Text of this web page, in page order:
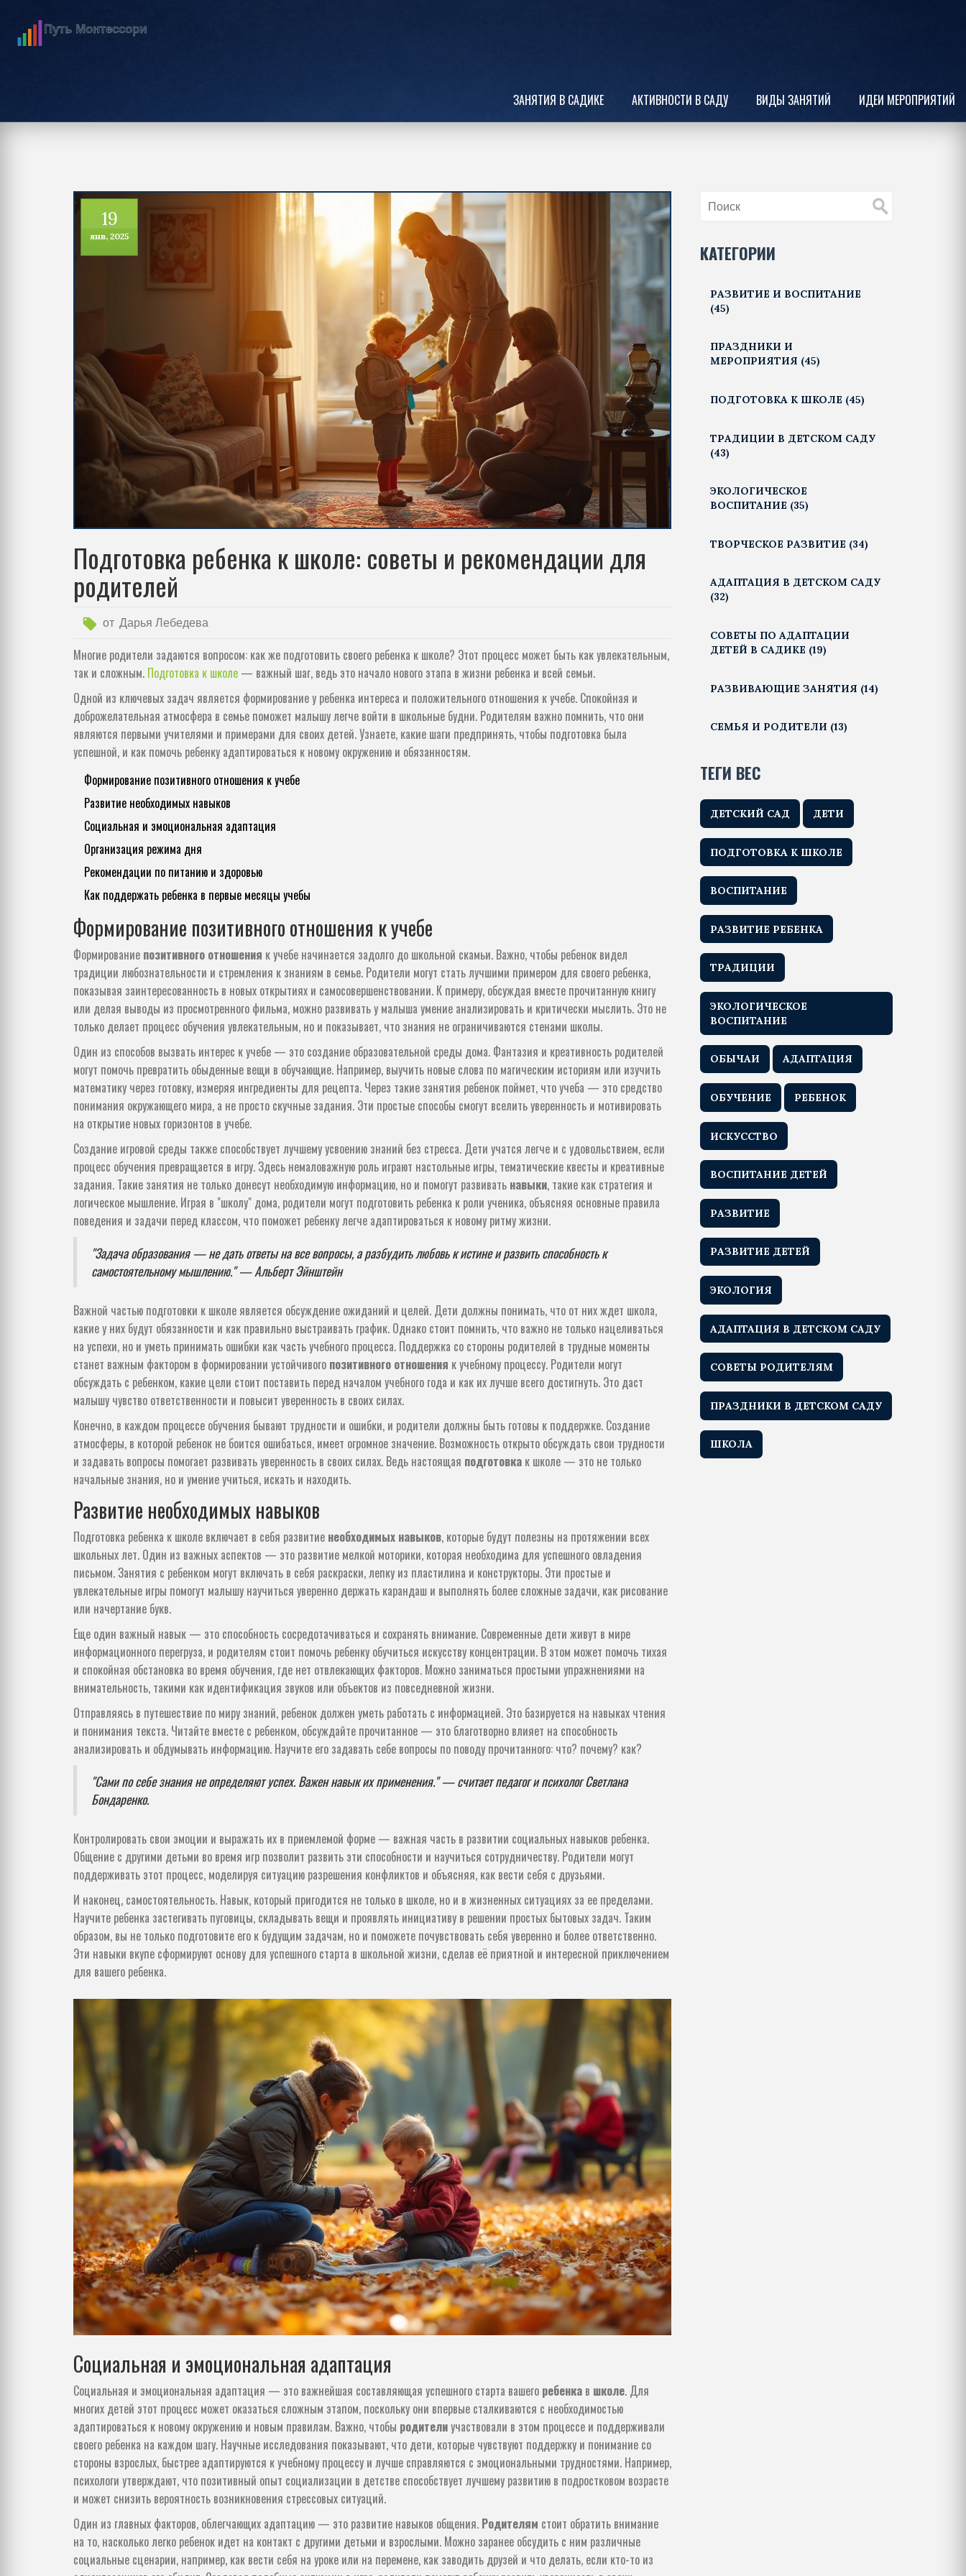
ЗАНЯТИЯ В САДИКЕ АКТИВНОСТИ В САДУ ВИДЫ ЗАНЯТИЙ ИДЕИ МЕРОПРИЯТИЙ
19
янв, 2025
Подготовка ребенка к школе: советы и рекомендации для
родителей
от Дарья Лебедева
Многие родители задаются вопросом: как же подготовить своего ребенка к школе? Этот процесс может быть как увлекательным,
так и сложным. Подготовка к школе — важный шаг, ведь это начало нового этапа в жизни ребенка и всей семьи.
Одной из ключевых задач является формирование у ребенка интереса и положительного отношения к учебе. Спокойная и
доброжелательная атмосфера в семье поможет малышу легче войти в школьные будни. Родителям важно помнить, что они
являются первыми учителями и примерами для своих детей. Узнаете, какие шаги предпринять, чтобы подготовка была
успешной, и как помочь ребенку адаптироваться к новому окружению и обязанностям.
Формирование позитивного отношения к учебе
Развитие необходимых навыков
Социальная и эмоциональная адаптация
Организация режима дня
Рекомендации по питанию и здоровью
Как поддержать ребенка в первые месяцы учебы
Формирование позитивного отношения к учебе
Формирование позитивного отношения к учебе начинается задолго до школьной скамьи. Важно, чтобы ребенок видел
традиции любознательности и стремления к знаниям в семье. Родители могут стать лучшими примером для своего ребенка,
показывая заинтересованность в новых открытиях и самосовершенствовании. К примеру, обсуждая вместе прочитанную книгу
или делая выводы из просмотренного фильма, можно развивать у малыша умение анализировать и критически мыслить. Это не
только делает процесс обучения увлекательным, но и показывает, что знания не ограничиваются стенами школы.
Один из способов вызвать интерес к учебе — это создание образовательной среды дома. Фантазия и креативность родителей
могут помочь превратить обыденные вещи в обучающие. Например, выучить новые слова по магическим историям или изучить
математику через готовку, измеряя ингредиенты для рецепта. Через такие занятия ребенок поймет, что учеба — это средство
понимания окружающего мира, а не просто скучные задания. Эти простые способы смогут вселить уверенность и мотивировать
на открытие новых горизонтов в учебе.
Создание игровой среды также способствует лучшему усвоению знаний без стресса. Дети учатся легче и с удовольствием, если
процесс обучения превращается в игру. Здесь немаловажную роль играют настольные игры, тематические квесты и креативные
задания. Такие занятия не только донесут необходимую информацию, но и помогут развивать навыки, такие как стратегия и
логическое мышление. Играя в "школу" дома, родители могут подготовить ребенка к роли ученика, объясняя основные правила
поведения и задачи перед классом, что поможет ребенку легче адаптироваться к новому ритму жизни.
"Задача образования — не дать ответы на все вопросы, а разбудить любовь к истине и развить способность к
самостоятельному мышлению." — Альберт Эйнштейн
Важной частью подготовки к школе является обсуждение ожиданий и целей. Дети должны понимать, что от них ждет школа,
какие у них будут обязанности и как правильно выстраивать график. Однако стоит помнить, что важно не только нацеливаться
на успехи, но и уметь принимать ошибки как часть учебного процесса. Поддержка со стороны родителей в трудные моменты
станет важным фактором в формировании устойчивого позитивного отношения к учебному процессу. Родители могут
обсуждать с ребенком, какие цели стоит поставить перед началом учебного года и как их лучше всего достигнуть. Это даст
малышу чувство ответственности и повысит уверенность в своих силах.
Конечно, в каждом процессе обучения бывают трудности и ошибки, и родители должны быть готовы к поддержке. Создание
атмосферы, в которой ребенок не боится ошибаться, имеет огромное значение. Возможность открыто обсуждать свои трудности
и задавать вопросы помогает развивать уверенность в своих силах. Ведь настоящая подготовка к школе — это не только
начальные знания, но и умение учиться, искать и находить.
Развитие необходимых навыков
Подготовка ребенка к школе включает в себя развитие необходимых навыков, которые будут полезны на протяжении всех
школьных лет. Один из важных аспектов — это развитие мелкой моторики, которая необходима для успешного овладения
письмом. Занятия с ребенком могут включать в себя раскраски, лепку из пластилина и конструкторы. Эти простые и
увлекательные игры помогут малышу научиться уверенно держать карандаш и выполнять более сложные задачи, как рисование
или начертание букв.
Еще один важный навык — это способность сосредотачиваться и сохранять внимание. Современные дети живут в мире
информационного перегруза, и родителям стоит помочь ребенку обучиться искусству концентрации. В этом может помочь тихая
и спокойная обстановка во время обучения, где нет отвлекающих факторов. Можно заниматься простыми упражнениями на
внимательность, такими как идентификация звуков или объектов из повседневной жизни.
Отправляясь в путешествие по миру знаний, ребенок должен уметь работать с информацией. Это базируется на навыках чтения
и понимания текста. Читайте вместе с ребенком, обсуждайте прочитанное — это благотворно влияет на способность
анализировать и обдумывать информацию. Научите его задавать себе вопросы по поводу прочитанного: что? почему? как?
"Сами по себе знания не определяют успех. Важен навык их применения." — считает педагог и психолог Светлана
Бондаренко.
Контролировать свои эмоции и выражать их в приемлемой форме — важная часть в развитии социальных навыков ребенка.
Общение с другими детьми во время игр позволит развить эти способности и научиться сотрудничеству. Родители могут
поддерживать этот процесс, моделируя ситуацию разрешения конфликтов и объясняя, как вести себя с друзьями.
И наконец, самостоятельность. Навык, который пригодится не только в школе, но и в жизненных ситуациях за ее пределами.
Научите ребенка застегивать пуговицы, складывать вещи и проявлять инициативу в решении простых бытовых задач. Таким
образом, вы не только подготовите его к будущим задачам, но и поможете почувствовать себя уверенно и более ответственно.
Эти навыки вкупе сформируют основу для успешного старта в школьной жизни, сделав её приятной и интересной приключением
для вашего ребенка.
Социальная и эмоциональная адаптация
Социальная и эмоциональная адаптация — это важнейшая составляющая успешного старта вашего ребенка в школе. Для
многих детей этот процесс может оказаться сложным этапом, поскольку они впервые сталкиваются с необходимостью
адаптироваться к новому окружению и новым правилам. Важно, чтобы родителиучаствовали в этом процессе и поддерживали
своего ребенка на каждом шагу. Научные исследования показывают, что дети, которые чувствуют поддержку и понимание со
стороны взрослых, быстрее адаптируются к учебному процессу и лучше справляются с эмоциональными трудностями. Например,
психологи утверждают, что позитивный опыт социализации в детстве способствует лучшему развитию в подростковом возрасте
и может снизить вероятность возникновения стрессовых ситуаций.
Один из главных факторов, облегчающих адаптацию — это развитие навыков общения. Родителям стоит обратить внимание
на то, насколько легко ребенок идет на контакт с другими детьми и взрослыми. Можно заранее обсудить с ним различные
социальные сценарии, например, как вести себя на уроке или на перемене, как заводить друзей и что делать, если кто-то из
КАТЕГОРИИ
РАЗВИТИЕ И ВОСПИТАНИЕ
(45)
ПРАЗДНИКИ И
МЕРОПРИЯТИЯ (45)
ПОДГОТОВКА К ШКОЛЕ (45)
ТРАДИЦИИ В ДЕТСКОМ САДУ
(43)
ЭКОЛОГИЧЕСКОЕ
ВОСПИТАНИЕ (35)
ТВОРЧЕСКОЕ РАЗВИТИЕ (34)
АДАПТАЦИЯ В ДЕТСКОМ САДУ
(32)
СОВЕТЫ ПО АДАПТАЦИИ
ДЕТЕЙ В САДИКЕ (19)
РАЗВИВАЮЩИЕ ЗАНЯТИЯ (14)
СЕМЬЯ И РОДИТЕЛИ (13)
ТЕГИ ВЕС
ДЕТСКИЙ САД ДЕТИ
ПОДГОТОВКА К ШКОЛЕ
ВОСПИТАНИЕ
РАЗВИТИЕ РЕБЕНКА
ТРАДИЦИИ
ЭКОЛОГИЧЕСКОЕ
ВОСПИТАНИЕ
ОБЫЧАИ АДАПТАЦИЯ
ОБУЧЕНИЕ РЕБЕНОК
ИСКУССТВО
ВОСПИТАНИЕ ДЕТЕЙ
РАЗВИТИЕ
РАЗВИТИЕ ДЕТЕЙ
ЭКОЛОГИЯ
АДАПТАЦИЯ В ДЕТСКОМ САДУ
СОВЕТЫ РОДИТЕЛЯМ
ПРАЗДНИКИ В ДЕТСКОМ САДУ
ШКОЛА